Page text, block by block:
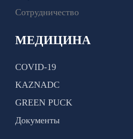
Сотрудничество
МЕДИЦИНА
COVID-19
KAZNADC
GREEN PUCK
Документы